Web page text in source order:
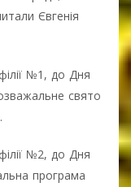
Євгенія
№1, до Дня
свято
№2, до Дня
програма